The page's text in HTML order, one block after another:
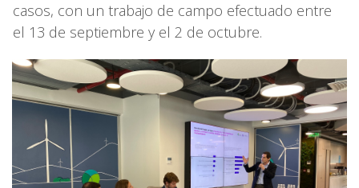
casos, con un trabajo de campo efectuado entre
el 13 de septiembre y el 2 de octubre.